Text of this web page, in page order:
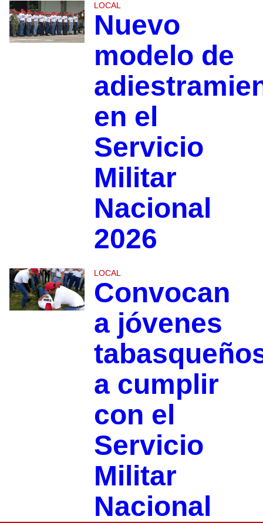
LOCAL
Nuevo
modelo de
en el
Servicio
Militar
Nacional
2026
LOCAL
Convocan
a jóvenes
a cumplir
con el
Servicio
Militar
Nacional